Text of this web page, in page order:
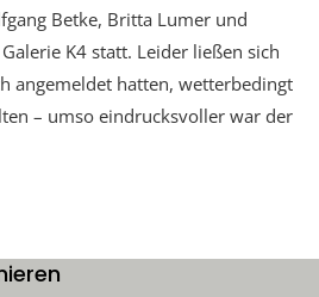
Betke, Britta Lumer und
K4 statt. Leider ließen sich
angemeldet hatten, wetterbedingt
– umso eindrucksvoller war der